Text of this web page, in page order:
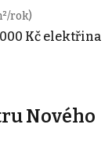
rok)
000 Kč elektřina
Nového